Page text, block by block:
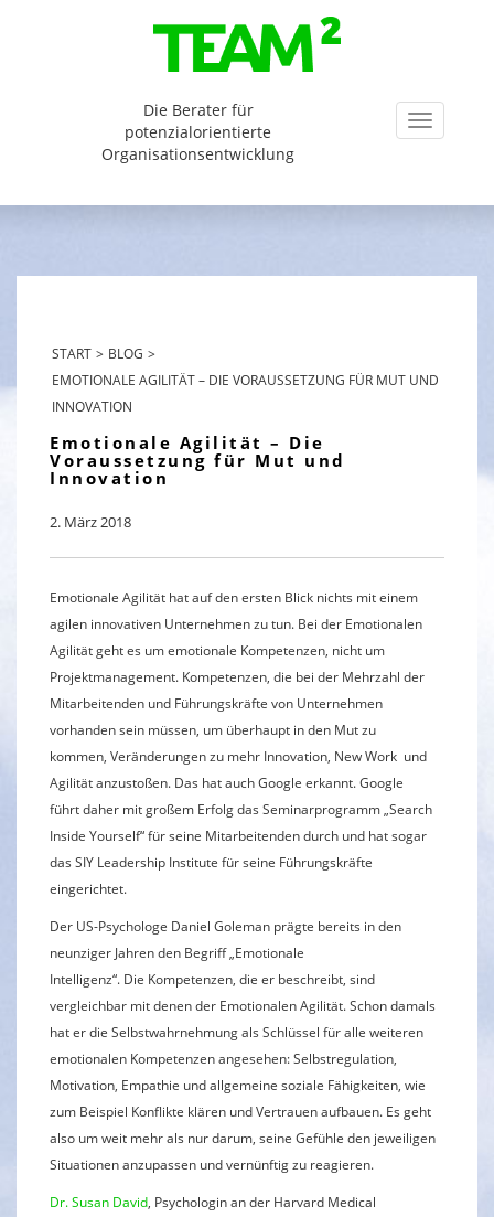
Toggle
Die Berater für
potenzialorientierte
Organisationsentwicklung
START > BLOG >
EMOTIONALE AGILITÄT – DIE VORAUSSETZUNG FÜR MUT UND
INNOVATION
Emotionale Agilität – Die
Voraussetzung für Mut und
Innovation
2. März 2018
Emotionale Agilität hat auf den ersten Blick nichts mit einem
agilen innovativen Unternehmen zu tun. Bei der Emotionalen
Agilität geht es um emotionale Kompetenzen, nicht um
Projektmanagement. Kompetenzen, die bei der Mehrzahl der
Mitarbeitenden und Führungskräfte von Unternehmen
vorhanden sein müssen, um überhaupt in den Mut zu
kommen, Veränderungen zu mehr Innovation, New Work und
Agilität anzustoßen. Das hat auch Google erkannt. Google
führt daher mit großem Erfolg das Seminarprogramm „Search
Inside Yourself“ für seine Mitarbeitenden durch und hat sogar
das SIY Leadership Institute für seine Führungskräfte
eingerichtet.
Der US-Psychologe Daniel Goleman prägte bereits in den
neunziger Jahren den Begriff „Emotionale
Intelligenz“. Die Kompetenzen, die er beschreibt, sind
vergleichbar mit denen der Emotionalen Agilität. Schon damals
hat er die Selbstwahrnehmung als Schlüssel für alle weiteren
emotionalen Kompetenzen angesehen: Selbstregulation,
Motivation, Empathie und allgemeine soziale Fähigkeiten, wie
zum Beispiel Konflikte klären und Vertrauen aufbauen. Es geht
also um weit mehr als nur darum, seine Gefühle den jeweiligen
Situationen anzupassen und vernünftig zu reagieren.
Dr. Susan David, Psychologin an der Harvard Medical